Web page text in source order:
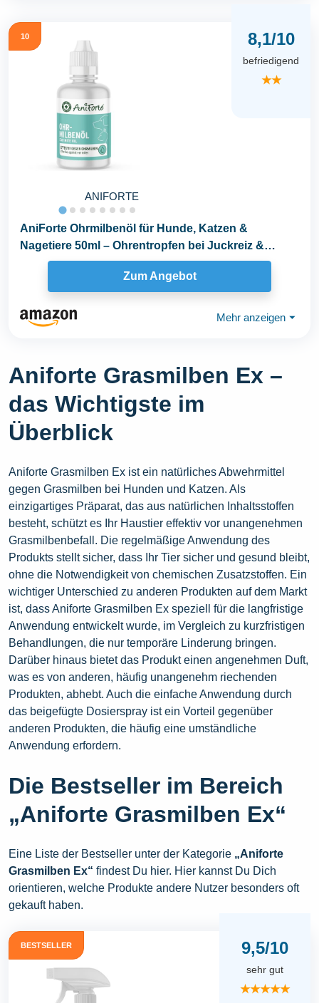
10
ANIFORTE
8,1/10
befriedigend
★★
AniForte Ohrmilbenöl für Hunde, Katzen &
Nagetiere 50ml – Ohrentropfen bei Juckreiz &
Milben...
Zum Angebot
Mehr anzeigen ⏷
Aniforte Grasmilben Ex –
das Wichtigste im
Überblick
Aniforte Grasmilben Ex ist ein natürliches Abwehrmittel
gegen Grasmilben bei Hunden und Katzen. Als
einzigartiges Präparat, das aus natürlichen Inhaltsstoffen
besteht, schützt es Ihr Haustier effektiv vor unangenehmen
Grasmilbenbefall. Die regelmäßige Anwendung des
Produkts stellt sicher, dass Ihr Tier sicher und gesund bleibt,
ohne die Notwendigkeit von chemischen Zusatzstoffen. Ein
wichtiger Unterschied zu anderen Produkten auf dem Markt
ist, dass Aniforte Grasmilben Ex speziell für die langfristige
Anwendung entwickelt wurde, im Vergleich zu kurzfristigen
Behandlungen, die nur temporäre Linderung bringen.
Darüber hinaus bietet das Produkt einen angenehmen Duft,
was es von anderen, häufig unangenehm riechenden
Produkten, abhebt. Auch die einfache Anwendung durch
das beigefügte Dosierspray ist ein Vorteil gegenüber
anderen Produkten, die häufig eine umständliche
Anwendung erfordern.
Die Bestseller im Bereich
„Aniforte Grasmilben Ex“
Eine Liste der Bestseller unter der Kategorie „Aniforte
Grasmilben Ex“ findest Du hier. Hier kannst Du Dich
orientieren, welche Produkte andere Nutzer besonders oft
gekauft haben.
BESTSELLER 9,5/10
sehr gut
★★★★★